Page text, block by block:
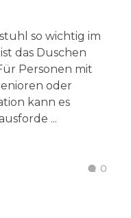
so wichtig im
das Duschen
Personen mit
oder
kann es
...
0